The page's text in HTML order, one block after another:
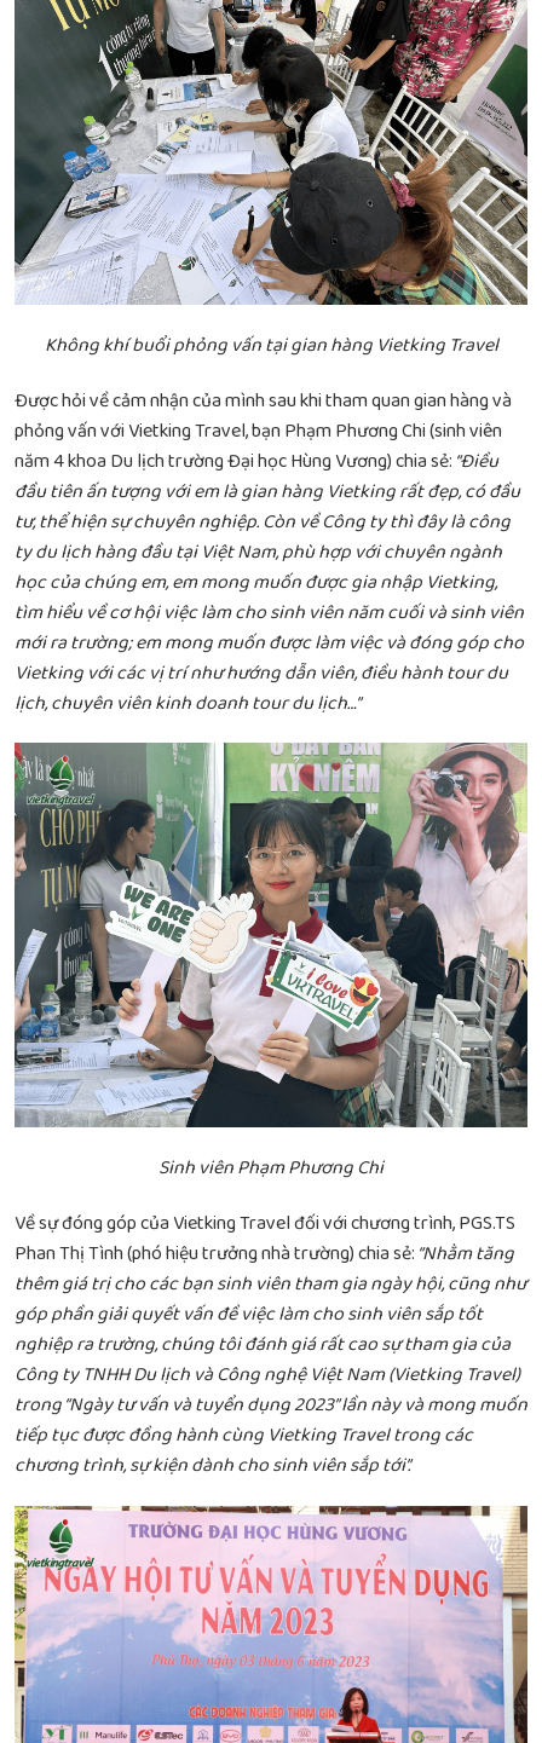
Không khí buổi phỏng vấn tại gian hàng Vietking Travel
Được hỏi về cảm nhận của mình sau khi tham quan gian hàng và
phỏng vấn với Vietking Travel, bạn Phạm Phương Chi (sinh viên
năm 4 khoa Du lịch trường Đại học Hùng Vương) chia sẻ: “Điều
đầu tiên ấn tượng với em là gian hàng Vietking rất đẹp, có đầu
tư, thể hiện sự chuyên nghiệp. Còn về Công ty thì đây là công
ty du lịch hàng đầu tại Việt Nam, phù hợp với chuyên ngành
học của chúng em, em mong muốn được gia nhập Vietking,
tìm hiểu về cơ hội việc làm cho sinh viên năm cuối và sinh viên
mới ra trường; em mong muốn được làm việc và đóng góp cho
Vietking với các vị trí như hướng dẫn viên, điều hành tour du
lịch, chuyên viên kinh doanh tour du lịch…”
Sinh viên Phạm Phương Chi
Về sự đóng góp của Vietking Travel đối với chương trình, PGS.TS
Phan Thị Tình (phó hiệu trưởng nhà trường) chia sẻ: “Nhằm tăng
thêm giá trị cho các bạn sinh viên tham gia ngày hội, cũng như
góp phần giải quyết vấn đề việc làm cho sinh viên sắp tốt
nghiệp ra trường, chúng tôi đánh giá rất cao sự tham gia của
Công ty TNHH Du lịch và Công nghệ Việt Nam (Vietking Travel)
trong “Ngày tư vấn và tuyển dụng 2023” lần này và mong muốn
tiếp tục được đồng hành cùng Vietking Travel trong các
chương trình, sự kiện dành cho sinh viên sắp tới”.